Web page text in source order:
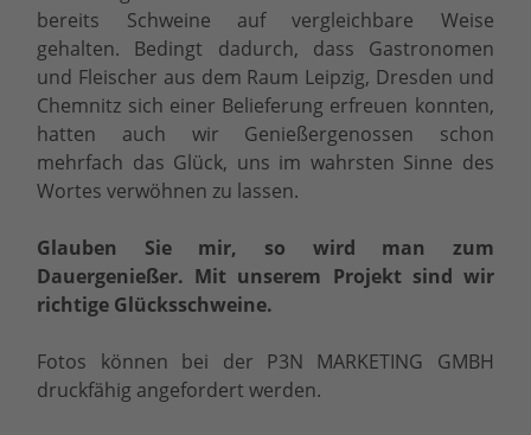
bereits Schweine auf vergleichbare Weise
gehalten. Bedingt dadurch, dass Gastronomen
und Fleischer aus dem Raum Leipzig, Dresden und
Chemnitz sich einer Belieferung erfreuen konnten,
hatten auch wir Genießergenossen schon
mehrfach das Glück, uns im wahrsten Sinne des
Wortes verwöhnen zu lassen.
Glauben Sie mir, so wird man zum
Dauergenießer. Mit unserem Projekt sind wir
richtige Glücksschweine.
Fotos können bei der P3N MARKETING GMBH
druckfähig angefordert werden.